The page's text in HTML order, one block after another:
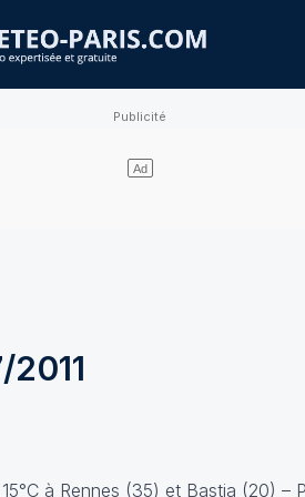
à Rennes (35) et Bastia (20) –